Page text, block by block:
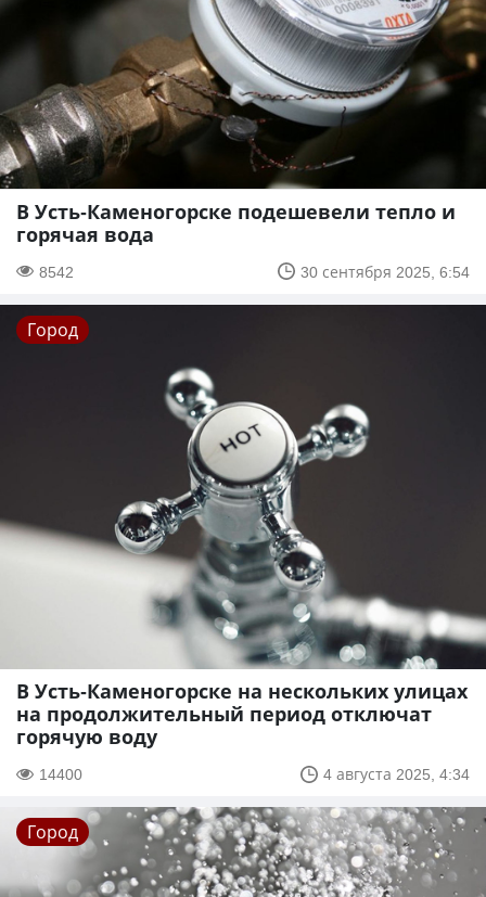
В Усть-Каменогорске подешевели тепло и
горячая вода
8542 30 сентября 2025, 6:54
Город
В Усть-Каменогорске на нескольких улицах
на продолжительный период отключат
горячую воду
14400 4 августа 2025, 4:34
Город